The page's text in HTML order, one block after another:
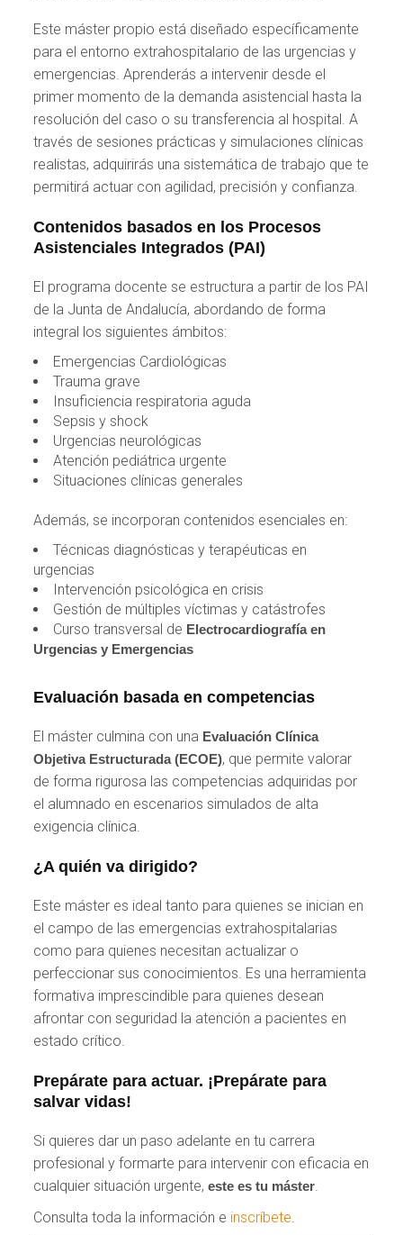
Este máster propio está diseñado específicamente
para el entorno extrahospitalario de las urgencias y
emergencias. Aprenderás a intervenir desde el
primer momento de la demanda asistencial hasta la
resolución del caso o su transferencia al hospital. A
través de sesiones prácticas y simulaciones clínicas
realistas, adquirirás una sistemática de trabajo que te
permitirá actuar con agilidad, precisión y confianza.
Contenidos basados en los Procesos
Asistenciales Integrados (PAI)
El programa docente se estructura a partir de los PAI
de la Junta de Andalucía, abordando de forma
integral los siguientes ámbitos:
Emergencias Cardiológicas
Trauma grave
Insuficiencia respiratoria aguda
Sepsis y shock
Urgencias neurológicas
Atención pediátrica urgente
Situaciones clínicas generales
Además, se incorporan contenidos esenciales en:
Técnicas diagnósticas y terapéuticas en
urgencias
Intervención psicológica en crisis
Gestión de múltiples víctimas y catástrofes
Curso transversal de Electrocardiografía en
Urgencias y Emergencias
Evaluación basada en competencias
El máster culmina con una Evaluación Clínica
Objetiva Estructurada (ECOE), que permite valorar
de forma rigurosa las competencias adquiridas por
el alumnado en escenarios simulados de alta
exigencia clínica.
¿A quién va dirigido?
Este máster es ideal tanto para quienes se inician en
el campo de las emergencias extrahospitalarias
como para quienes necesitan actualizar o
perfeccionar sus conocimientos. Es una herramienta
formativa imprescindible para quienes desean
afrontar con seguridad la atención a pacientes en
estado crítico.
Prepárate para actuar. ¡Prepárate para
salvar vidas!
Si quieres dar un paso adelante en tu carrera
profesional y formarte para intervenir con eficacia en
cualquier situación urgente,este es tu máster
Consulta toda la información e inscríbete